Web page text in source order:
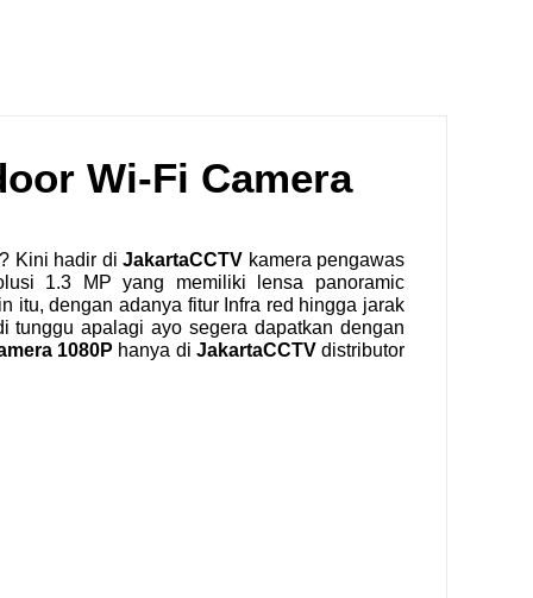
Wi-Fi Camera
Kini hadir di JakartaCCTV kamera pengawas
1.3 MP yang memiliki lensa panoramic
itu, dengan adanya fitur Infra red hingga jarak
tunggu apalagi ayo segera dapatkan dengan
1080P hanya di JakartaCCTVdistributor